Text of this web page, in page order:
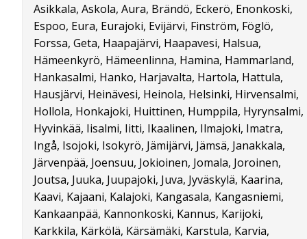
Asikkala, Askola, Aura, Brändö, Eckerö, Enonkoski,
Espoo, Eura, Eurajoki, Evijärvi, Finström, Föglö,
Forssa, Geta, Haapajärvi, Haapavesi, Halsua,
Hämeenkyrö, Hämeenlinna, Hamina, Hammarland,
Hankasalmi, Hanko, Harjavalta, Hartola, Hattula,
Hausjärvi, Heinävesi, Heinola, Helsinki, Hirvensalmi,
Hollola, Honkajoki, Huittinen, Humppila, Hyrynsalmi,
Hyvinkää, Iisalmi, Iitti, Ikaalinen, Ilmajoki, Imatra,
Ingå, Isojoki, Isokyrö, Jämijärvi, Jämsä, Janakkala,
Järvenpää, Joensuu, Jokioinen, Jomala, Joroinen,
Joutsa, Juuka, Juupajoki, Juva, Jyväskylä, Kaarina,
Kaavi, Kajaani, Kalajoki, Kangasala, Kangasniemi,
Kankaanpää, Kannonkoski, Kannus, Karijoki,
Karkkila, Kärkölä, Kärsämäki, Karstula, Karvia,